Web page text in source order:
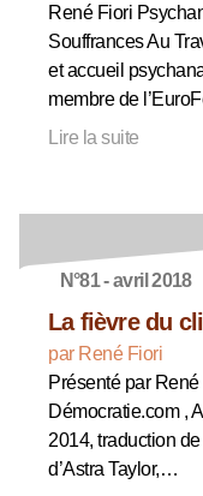
René Fiori
Souffrances Au
et accueil
membre de
Lire la suite
N°81 - avril 2018
La fièvre du
par René Fiori
Présenté par
Démocratie.com ,
2014, traduction
d’Astra Taylor,…